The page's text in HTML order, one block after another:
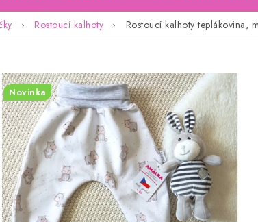
Rostoucí kalhoty Rostoucí kalhoty teplákovina,
Novinka